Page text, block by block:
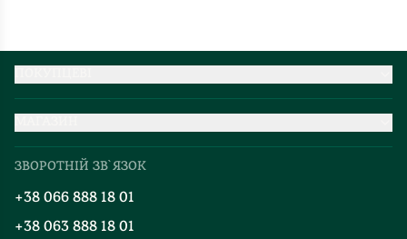
Про нас
Добірки
Блог
Події
Партнерство
ЗВОРОТНІЙ ЗВ`ЯЗОК
+38 066 888 18 01
+38 063 888 18 01